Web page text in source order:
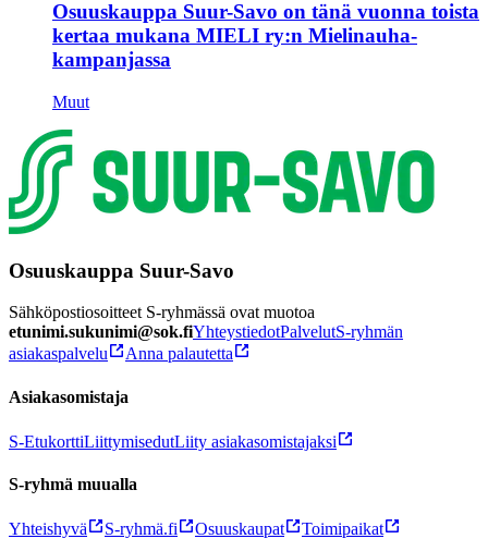
Osuuskauppa Suur-Savo on tänä vuonna toista
kertaa mukana MIELI ry:n Mielinauha-
kampanjassa
Muut
Osuuskauppa Suur-Savo
Sähköpostiosoitteet S-ryhmässä ovat muotoa
etunimi.sukunimi@sok.fiYhteystiedotPalvelutS-ryhmän
asiakaspalvelu
Anna palautetta
Asiakasomistaja
S-EtukorttiLiittymisedutLiity asiakasomistajaksi
S-ryhmä muualla
Yhteishyvä S-ryhmä.fi Osuuskaupat Toimipaikat